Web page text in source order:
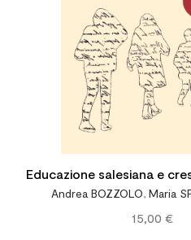
Educazione salesiana e
Andrea BOZZOLO, Maria
15,00 €